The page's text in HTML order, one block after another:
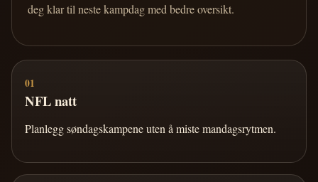
deg klar til neste kampdag med bedre oversikt.
01
NFL natt
Planlegg søndagskampene uten å miste mandagsrytmen.